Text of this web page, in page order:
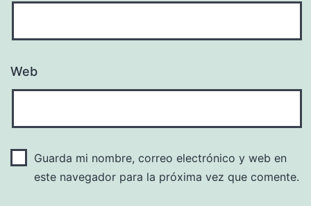
Web
Guarda mi nombre, correo electrónico y web en
este navegador para la próxima vez que comente.